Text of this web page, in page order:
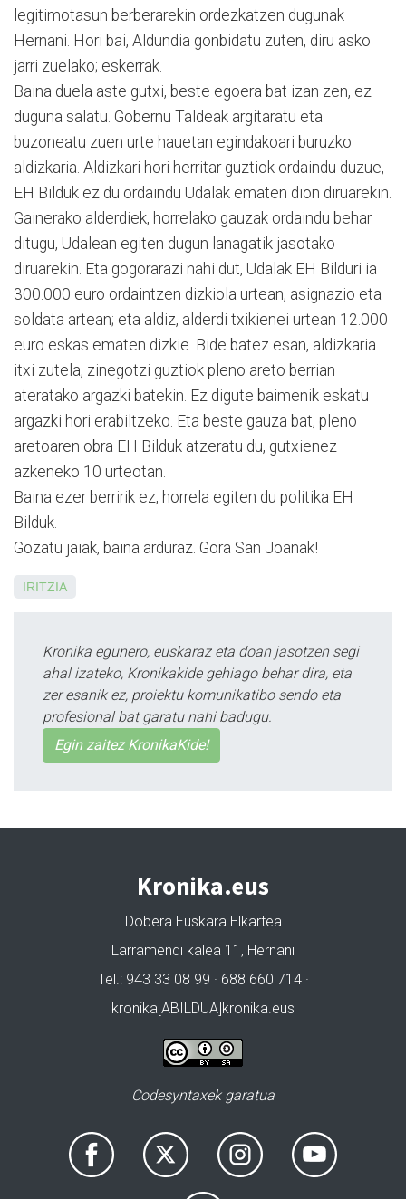
legitimotasun berberarekin ordezkatzen dugunak
Hernani. Hori bai, Al­dundia gonbidatu zuten, diru asko
jarri zuelako; eskerrak.
Baina duela aste gutxi, bes­te egoera bat izan zen, ez
du­guna salatu. Gobernu Taldeak argitaratu eta
buzoneatu zuen urte hauetan egindakoari bu­ruzko
aldizkaria. Aldizkari hori herritar guztiok ordaindu du­zue,
EH Bilduk ez du ordaindu Udalak ematen dion diruarekin.
Gainerako alderdiek, ho­rre­lako gauzak ordaindu behar
ditugu, Udalean egiten dugun lanagatik jasotako
diruarekin. Eta gogorarazi nahi dut, Uda­lak EH Bilduri ia
300.000 euro ordaintzen dizkiola urtean, asignazio eta
soldata artean; eta aldiz, alderdi txikienei ur­tean 12.000
euro eskas ematen dizkie. Bide batez esan, aldizkaria
itxi zutela, zinegotzi guztiok pleno areto berrian
ateratako argazki batekin. Ez digute baimenik eskatu
argazki hori erabiltzeko. Eta beste gauza bat, pleno
aretoaren obra EH Bilduk atzeratu du, gutxienez
azkeneko 10 urteotan.
Baina ezer berririk ez, ho­rre­la egiten du politika EH
Bilduk.
Gozatu jaiak, baina arduraz. Gora San Joanak!
IRITZIA
Kronika egunero, euskaraz eta doan jasotzen segi
ahal izateko, Kronikakide gehiago behar dira, eta
zer esanik ez, proiektu komunikatibo sendo eta
profesional bat garatu nahi badugu.
Egin zaitez KronikaKide!
Kronika.eus
Dobera Euskara Elkartea
Larramendi kalea 11, Hernani
Tel.: 943 33 08 99 · 688 660 714 ·
kronika[ABILDUA]kronika.eus
Codesyntaxek garatua